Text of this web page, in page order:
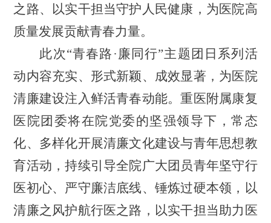
之路、以实干担当守护人民健康，为医院高
质量发展贡献青春力量。
此次“青春路·廉同行”主题团日系列活
动内容充实、形式新颖、成效显著，为医院
清廉建设注入鲜活青春动能。重医附属康复
医院团委将在院党委的坚强领导下，常态
化、多样化开展清廉文化建设与青年思想教
育活动，持续引导全院广大团员青年坚守行
医初心、严守廉洁底线、锤炼过硬本领，以
清廉之风护航行医之路，以实干担当助力医